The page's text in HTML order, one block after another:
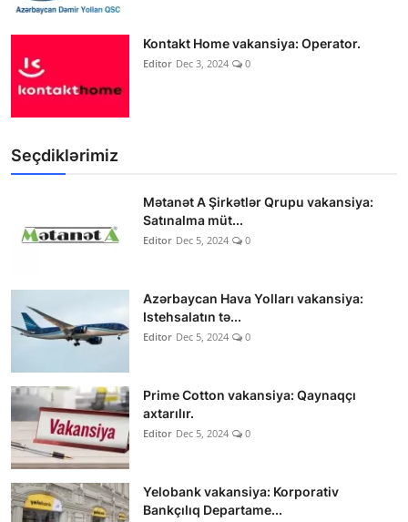
Kontakt Home vakansiya: Operator.
Editor Dec 3, 2024 0
Seçdiklərimiz
Mətanət A Şirkətlər Qrupu vakansiya:
Satınalma müt...
Editor Dec 5, 2024 0
Azərbaycan Hava Yolları vakansiya:
Istehsalatın tə...
Editor Dec 5, 2024 0
Prime Cotton vakansiya: Qaynaqçı
axtarılır.
Editor Dec 5, 2024 0
Yelobank vakansiya: Korporativ
Bankçılıq Departame...